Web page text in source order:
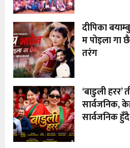
दीपिका
म पोइला गा
तरंग
‘बाडुली
सार्वजनिक,
सार्वजनिक हुँदै